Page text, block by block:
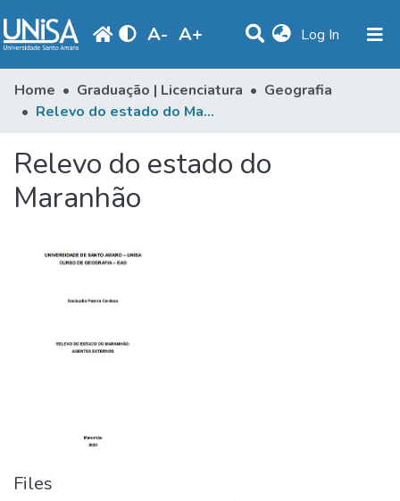
A- A+ Log In (current)
Communities & Collections
Browse
Produção Docente
Periodicals
Home Graduação | Licenciatura
Geografia
Relevo do estado do Maranhão
Relevo do estado do
Maranhão
Files